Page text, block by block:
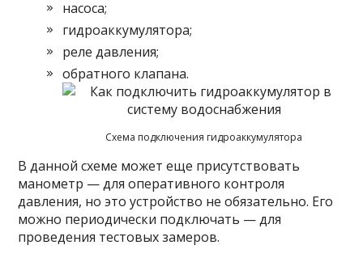
насоса;
гидроаккумулятора;
реле давления;
обратного клапана.
Схема подключения гидроаккумулятора
В данной схеме может еще присутствовать
манометр — для оперативного контроля
давления, но это устройство не обязательно. Его
можно периодически подключать — для
проведения тестовых замеров.